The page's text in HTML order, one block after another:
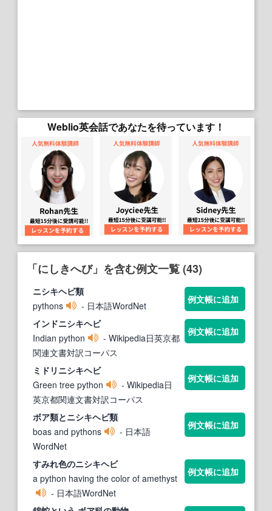
Weblio英会話であなたを待っています！
「にしきへび」を含む例文一覧 (43)
ニシキヘビ類
pythons
- 日本語WordNet
例文帳に追加
インドニシキヘビ
Indian python
- Wikipedia日英京都
関連文書対訳コーパス
例文帳に追加
ミドリニシキヘビ
Green tree python
- Wikipedia日
英京都関連文書対訳コーパス
例文帳に追加
ボア類とニシキヘビ類
boas and pythons
- 日本語
WordNet
例文帳に追加
すみれ色のニシキヘビ
a python having the color of amethyst
- 日本語WordNet
例文帳に追加